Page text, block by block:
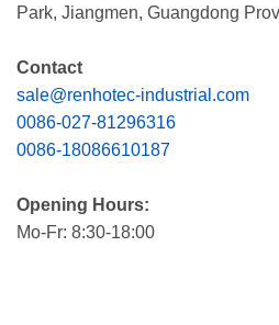
Park, Jiangmen, Guangdong
Contact
sale@renhotec-industrial.com
0086-027-81296316
0086-18086610187
Opening Hours:
Mo-Fr: 8:30-18:00